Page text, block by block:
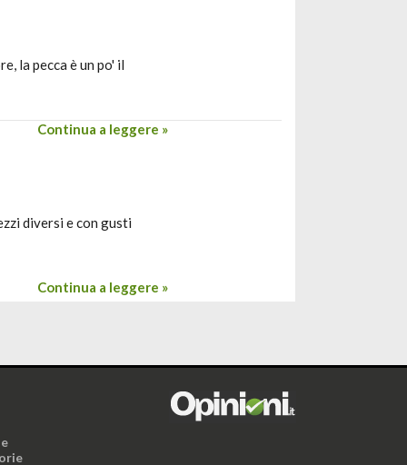
la pecca è un po' il
Continua a leggere »
diversi e con gusti
Continua a leggere »